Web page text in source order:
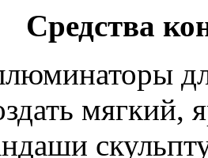
Средства
мягкий,